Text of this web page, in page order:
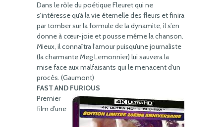
Dans le rôle du poétique Fleuret qui ne
s’intéresse qu’à la vie éternelle des fleurs et finira
par tomber sur la formule de la dynamite, il s’en
donne à cœur-joie et pousse même la chanson.
Mieux, il connaîtra l’amour puisqu’une journaliste
(la charmante Meg Lemonnier) lui sauvera la
mise face aux malfaisants qui le menacent d’un
procès. (Gaumont)
FAST AND FURIOUS
Premier
film d’une